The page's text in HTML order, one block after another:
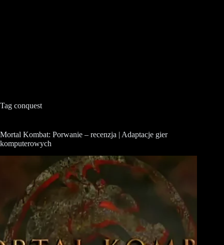
Tag conquest
Mortal Kombat: Porwanie – recenzja | Adaptacje gier
komputerowych